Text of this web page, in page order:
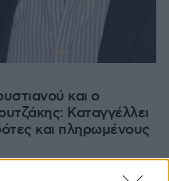
και ο
Καταγγέλλει
και πληρωμένους